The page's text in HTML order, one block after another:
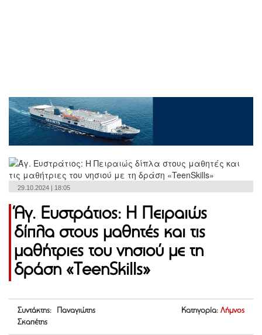
29.10.2024 | 18:05
Άγ. Ευστράτιος: Η Πειραιώς
δίπλα στους μαθητές και τις
μαθήτριες του νησιού με τη
δράση «TeenSkills»
Συντάκτης: Παναγιώτης
Σκαπέτης
Κατηγορία: Λήμνος